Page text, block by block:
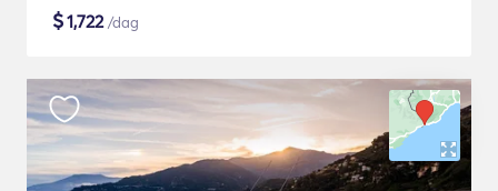
$1,722/dag